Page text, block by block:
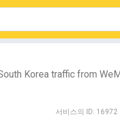
Korea traffic from
서비스의 ID: 16972